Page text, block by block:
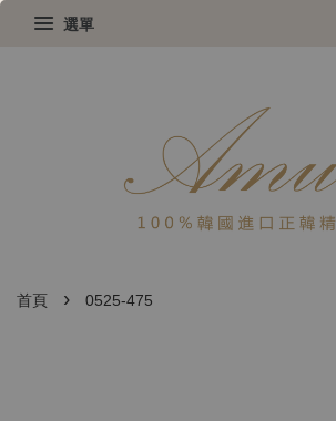
選單
首頁 › 0525-475